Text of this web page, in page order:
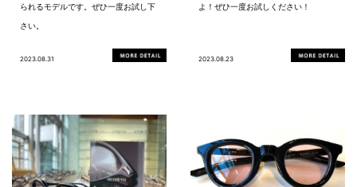
られるモデルです。ぜひ一度お試し下
さい。
2023.08.31
よ！ぜひ一度お試しください！
2023.08.23